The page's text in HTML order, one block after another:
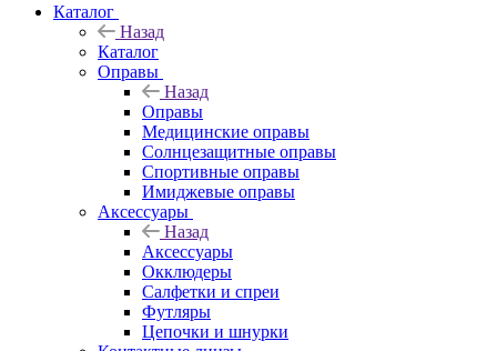
Каталог
Назад
Каталог
Оправы
Назад
Оправы
Медицинские оправы
Солнцезащитные оправы
Спортивные оправы
Имиджевые оправы
Аксессуары
Назад
Аксессуары
Окклюдеры
Салфетки и спреи
Футляры
Цепочки и шнурки